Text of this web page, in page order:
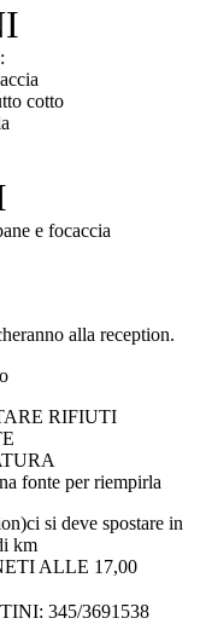
cotto
e focaccia
alla reception.
RIFIUTI
fonte per riempirla
si deve spostare in
km
ALLE 17,00
345/3691538